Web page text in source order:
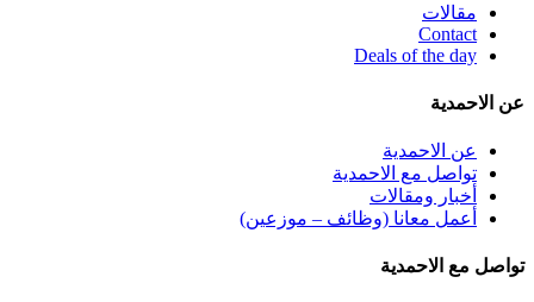
مقالات
Contact
Deals of the day
عن الاحمدية
عن الاحمدية
تواصل مع الاحمدية
أخبار ومقالات
أعمل معانا (وظائف – موزعين)
تواصل مع الاحمدية